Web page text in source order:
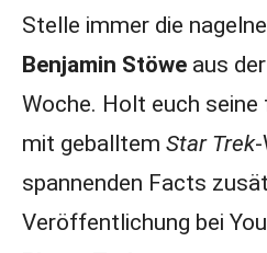
Stelle immer die
Benjamin Stöweaus der
Woche. Holt euch
mit geballtem Star Trek-
spannenden Facts
Veröffentlichung bei